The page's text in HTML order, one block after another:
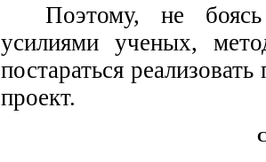
Поэтому, не
усилиями ученых,
постараться
проект.